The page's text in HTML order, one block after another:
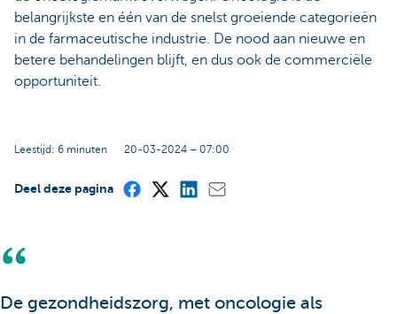
belangrijkste en één van de snelst groeiende categorieën
in de farmaceutische industrie. De nood aan nieuwe en
betere behandelingen blijft, en dus ook de commerciële
opportuniteit.
Leestijd: 6 minuten 20-03-2024 – 07:00
Deel deze pagina
De gezondheidszorg, met oncologie als